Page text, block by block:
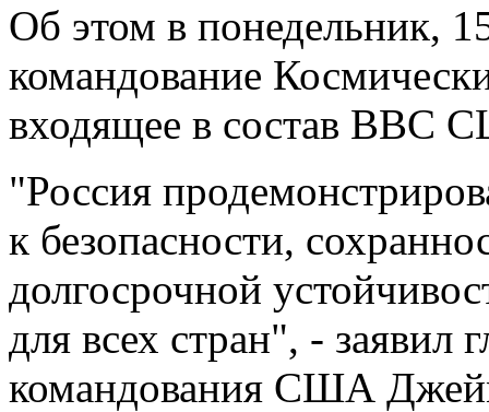
Об этом в понедельник,
командование
входящее в состав ВВС
"Россия
к безопасности,
долгосрочной
для всех стран", - заявил
командования США